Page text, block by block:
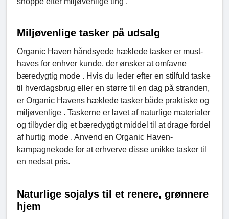
Miljøvenlige tasker på udsalg
Organic Haven håndsyede hæklede tasker er must-
haves for enhver kunde, der ønsker at omfavne
bæredygtig mode . Hvis du leder efter en stilfuld taske
til hverdagsbrug eller en større til en dag på stranden,
er Organic Havens hæklede tasker både praktiske og
miljøvenlige . Taskerne er lavet af naturlige materialer
og tilbyder dig et bæredygtigt middel til at drage fordel
af hurtig mode . Anvend en Organic Haven-
kampagnekode for at erhverve disse unikke tasker til
en nedsat pris.
Naturlige sojalys til et renere, grønnere
hjem